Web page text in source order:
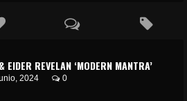
EIDER REVELAN ‘MODERN MANTRA’
2024 0